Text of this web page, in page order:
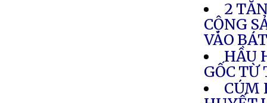
2
CỘNG
VÀO
HẦU
GỐC TỪ
CÚM